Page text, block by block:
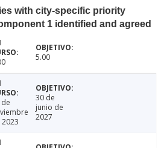
with city-specific priority
1 identified and agreed
5.00
2023
30 de
junio de
2027